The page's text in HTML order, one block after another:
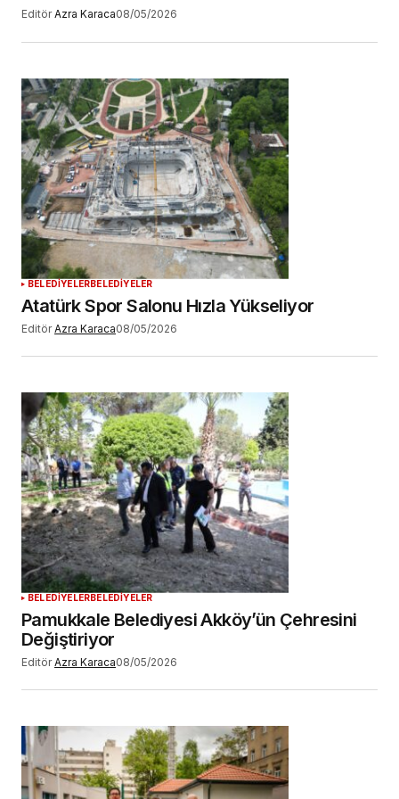
Editör Azra Karaca08/05/2026
BELEDİYELERBELEDİYELER
Atatürk Spor Salonu Hızla Yükseliyor
Editör Azra Karaca08/05/2026
BELEDİYELERBELEDİYELER
Pamukkale Belediyesi Akköy’ün Çehresini
Değiştiriyor
Editör Azra Karaca08/05/2026